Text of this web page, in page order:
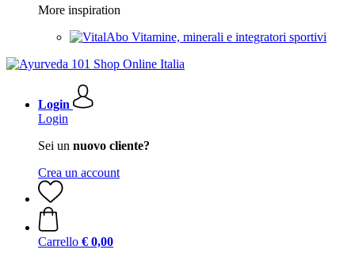
More inspiration
Vitamine, minerali e integratori sportivi
Login
Login
Sei un nuovo cliente?
Crea un account
Carrello € 0,00